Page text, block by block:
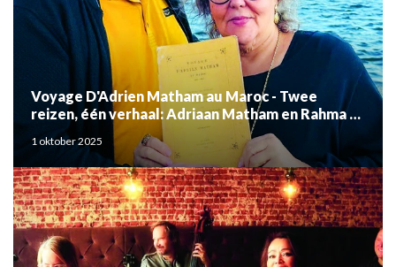
Voyage D'Adrien Matham au Maroc - Twee
reizen, één verhaal: Adriaan Matham en Rahma el
Mouden
1 oktober 2025